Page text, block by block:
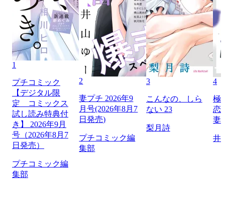
1
プチコミック
【デジタル限
定 コミックス
試し読み特典付
き】 2026年9月
号（2026年8月7
日発売）
プチコミック編
集部
2
妻プチ 2026年9
月号(2026年8月7
日発売)
プチコミック編
集部
3
こんなの、しら
ない 23
梨月詩
4
極
恋
妻
井